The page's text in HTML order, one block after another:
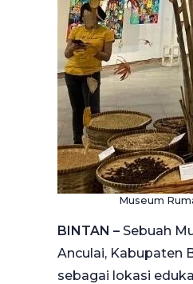
Museum
BINTAN – Sebuah
Anculai, Kabupaten
sebagai lokasi